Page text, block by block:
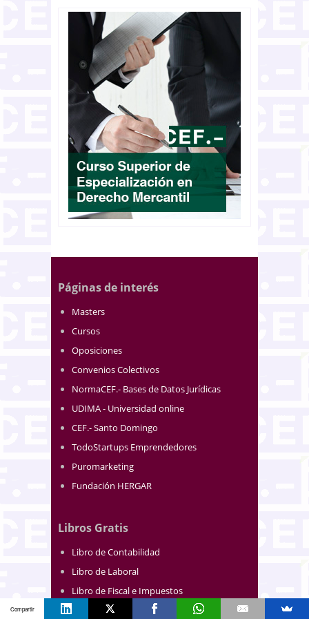
Páginas de interés
Masters
Cursos
Oposiciones
Convenios Colectivos
NormaCEF.- Bases de Datos Jurídicas
UDIMA - Universidad online
CEF.- Santo Domingo
TodoStartups Emprendedores
Puromarketing
Fundación HERGAR
Libros Gratis
Libro de Contabilidad
Libro de Laboral
Libro de Fiscal e Impuestos
Libro de Marketing
Compartir